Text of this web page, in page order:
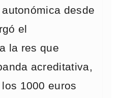
desde
el
la res que
acreditativa,
1000 euros